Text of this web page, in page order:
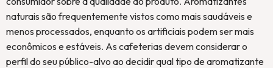
naturais são frequentemente vistos como mais saudáveis e
menos processados, enquanto os artificiais podem ser mais
econômicos e estáveis. As cafeterias devem considerar o
perfil do seu público-alvo ao decidir qual tipo de aromatizante